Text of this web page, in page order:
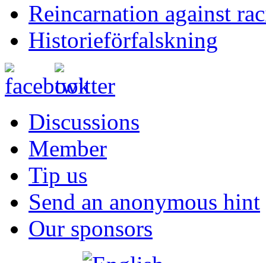
Reincarnation against
Historieförfalskning
Discussions
Member
Tip us
Send an anonymous hint
Our sponsors